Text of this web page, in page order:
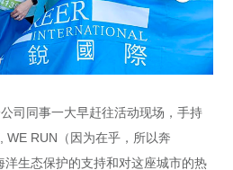
司同事一大早赶往活动现场，手持
WE RUN（因为在乎，所以奔
洋生态保护的支持和对这座城市的热